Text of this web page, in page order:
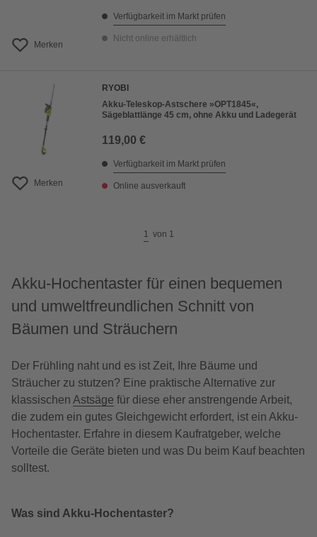
Merken
Verfügbarkeit im Markt prüfen
Nicht online erhältlich
Merken
RYOBI
Akku-Teleskop-Astschere »OPT1845«,
Sägeblattlänge 45 cm, ohne Akku und Ladegerät
119,00 €
Verfügbarkeit im Markt prüfen
Online ausverkauft
1 von 1
Akku-Hochentaster für einen bequemen
und umweltfreundlichen Schnitt von
Bäumen und Sträuchern
Der Frühling naht und es ist Zeit, Ihre Bäume und
Sträucher zu stutzen? Eine praktische Alternative zur
klassischen Astsäge für diese eher anstrengende Arbeit,
die zudem ein gutes Gleichgewicht erfordert, ist ein Akku-
Hochentaster. Erfahre in diesem Kaufratgeber, welche
Vorteile die Geräte bieten und was Du beim Kauf beachten
solltest.
Was sind Akku-Hochentaster?